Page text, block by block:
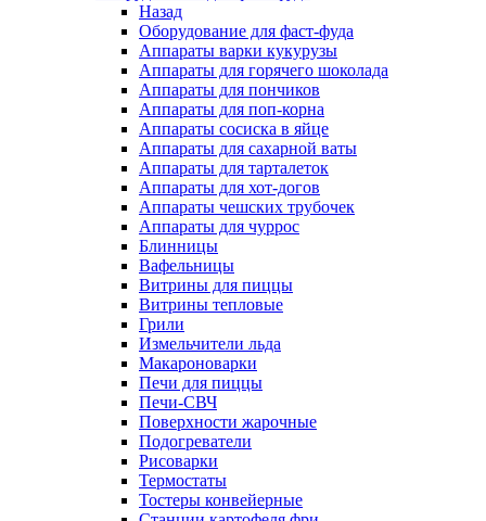
Назад
Оборудование для фаст-фуда
Аппараты варки кукурузы
Аппараты для горячего шоколада
Аппараты для пончиков
Аппараты для поп-корна
Аппараты сосиска в яйце
Аппараты для сахарной ваты
Аппараты для тарталеток
Аппараты для хот-догов
Аппараты чешских трубочек
Аппараты для чуррос
Блинницы
Вафельницы
Витрины для пиццы
Витрины тепловые
Грили
Измельчители льда
Макароноварки
Печи для пиццы
Печи-СВЧ
Поверхности жарочные
Подогреватели
Рисоварки
Термостаты
Тостеры конвейерные